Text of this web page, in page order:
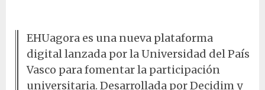
EHUagora es una nueva plataforma
digital lanzada por la Universidad del País
Vasco para fomentar la participación
universitaria. Desarrollada por Decidim y